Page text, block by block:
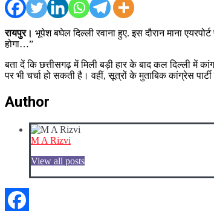
रायपुर। भूपेश बघेल दिल्ली रवाना हुए. इस दौरान माना
होगा…”
बता दें कि छत्तीसगढ़ में मिली बड़ी हार के बाद कल दिल्ली में
पर भी चर्चा हो सकती है। वहीं, सूत्रों के मुताबिक कांग्रेस
Author
M A Rizvi
View all posts